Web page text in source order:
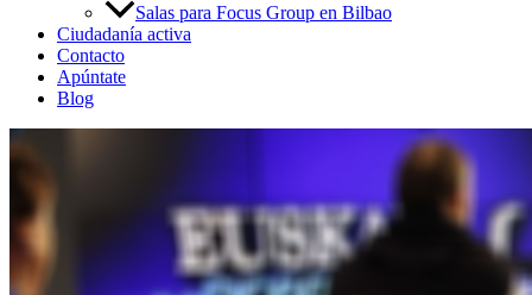
Salas para Focus Group en Bilbao
Ciudadanía activa
Contacto
Apúntate
Blog